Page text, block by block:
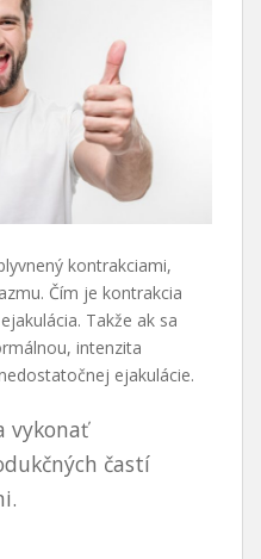
kontrakciami,
Čím je kontrakcia
Takže ak sa
intenzita
ejakulácie.
vykonať
častí